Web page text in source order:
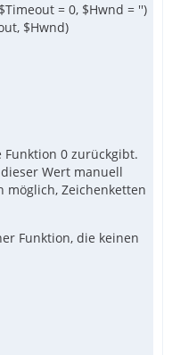
= 0, $Hwnd = '')
$Hwnd)
Funktion 0 zurückgibt.
Wert manuell
möglich, Zeichenketten
Funktion, die keinen